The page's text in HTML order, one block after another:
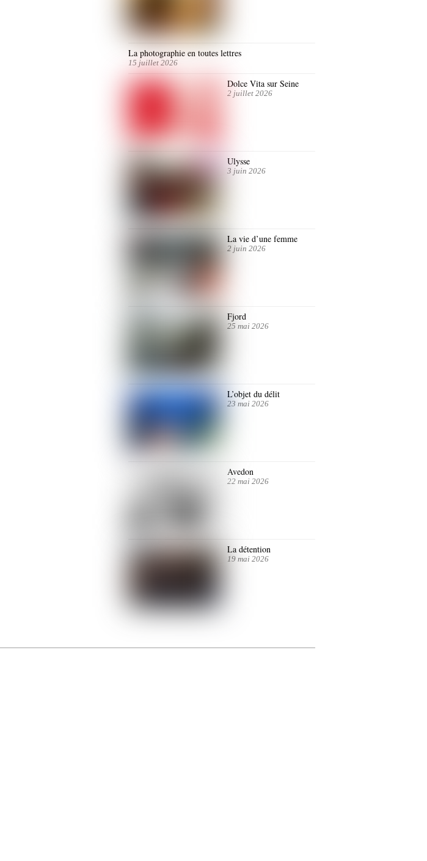
La photographie en toutes lettres
15 juillet 2026
Dolce Vita sur Seine
2 juillet 2026
Ulysse
3 juin 2026
La vie d’une femme
2 juin 2026
Fjord
25 mai 2026
L’objet du délit
23 mai 2026
Avedon
22 mai 2026
La détention
19 mai 2026